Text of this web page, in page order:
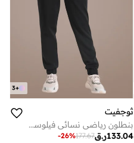
+
3
ثوجفيت
بنطلون رياضي نسائي فيلوستي فايبر - أسود
ر.ق133.04
177.67
-26%